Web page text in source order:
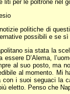
liti per le poltrone nel
politiche di
possibili e se sì
sia stata la
essere D’Alema,
al suo posto, ma
al momento. Mi
i suoi seguaci la
eletto. Penso che